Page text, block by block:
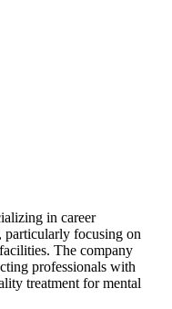
in career
particularly focusing on
The company
professionals with
treatment for mental